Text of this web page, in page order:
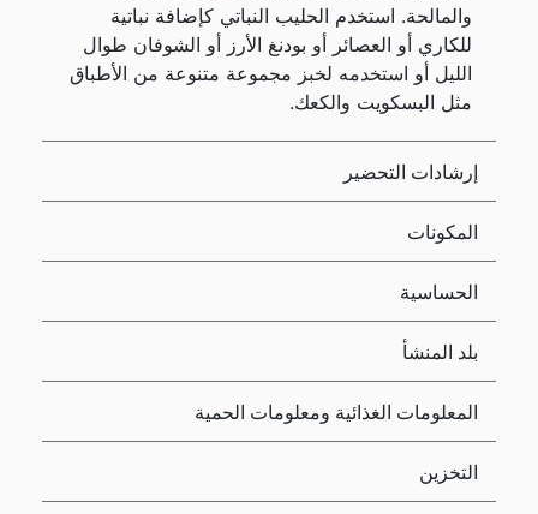
والمالحة. استخدم الحليب النباتي كإضافة نباتية
للكاري أو العصائر أو بودنغ الأرز أو الشوفان طوال
الليل أو استخدمه لخبز مجموعة متنوعة من الأطباق
مثل البسكويت والكعك.
إرشادات التحضير
المكونات
الحساسية
بلد المنشأ
المعلومات الغذائية ومعلومات الحمية
التخزين